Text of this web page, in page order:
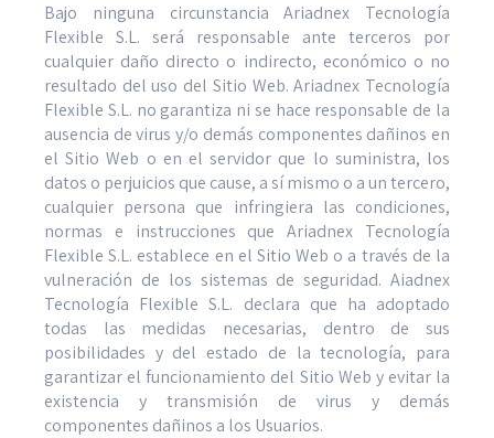
Bajo ninguna circunstancia Ariadnex Tecnología
Flexible S.L. será responsable ante terceros por
cualquier daño directo o indirecto, económico o no
resultado del uso del Sitio Web. Ariadnex Tecnología
Flexible S.L. no garantiza ni se hace responsable de la
ausencia de virus y/o demás componentes dañinos en
el Sitio Web o en el servidor que lo suministra, los
datos o perjuicios que cause, a sí­ mismo o a un tercero,
cualquier persona que infringiera las condiciones,
normas e instrucciones que Ariadnex Tecnología
Flexible S.L. establece en el Sitio Web o a través de la
vulneración de los sistemas de seguridad. Aiadnex
Tecnología Flexible S.L. declara que ha adoptado
todas las medidas necesarias, dentro de sus
posibilidades y del estado de la tecnología, para
garantizar el funcionamiento del Sitio Web y evitar la
existencia y transmisión de virus y demás
componentes dañinos a los Usuarios.